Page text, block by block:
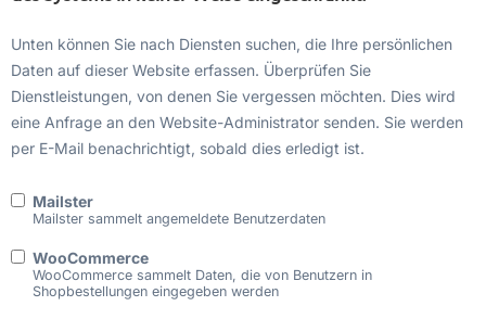
Unten können Sie nach Diensten suchen, die Ihre persönlichen
Daten auf dieser Website erfassen. Überprüfen Sie
Dienstleistungen, von denen Sie vergessen möchten. Dies wird
eine Anfrage an den Website-Administrator senden. Sie werden
per E-Mail benachrichtigt, sobald dies erledigt ist.
Mailster
Mailster sammelt angemeldete Benutzerdaten
WooCommerce
WooCommerce sammelt Daten, die von Benutzern in
Shopbestellungen eingegeben werden